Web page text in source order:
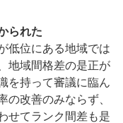
られた
低位にある地域では
地域間格差の是正が
を持って審議に臨ん
の改善のみならず、
せてランク間差も是